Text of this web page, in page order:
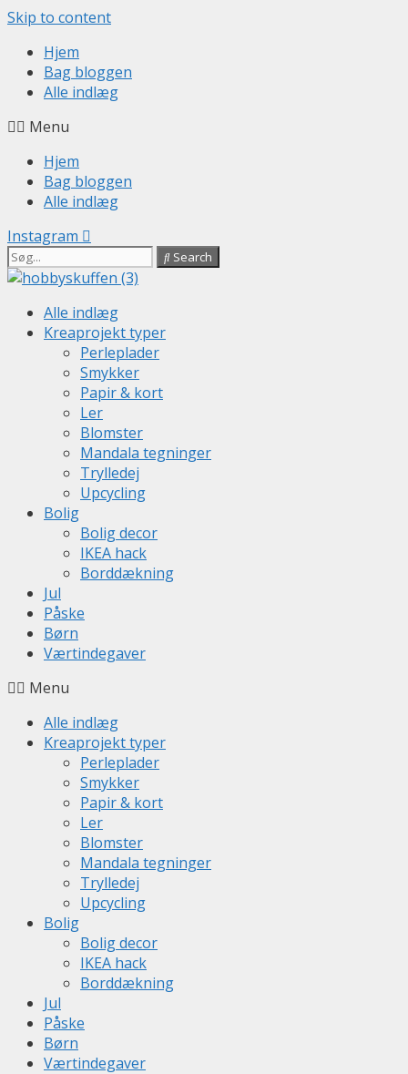
Skip to content
Hjem
Bag bloggen
Alle indlæg
Menu
Hjem
Bag bloggen
Alle indlæg
Instagram
Search
Alle indlæg
Kreaprojekt typer
Perleplader
Smykker
Papir & kort
Ler
Blomster
Mandala tegninger
Trylledej
Upcycling
Bolig
Bolig decor
IKEA hack
Borddækning
Jul
Påske
Børn
Værtindegaver
Menu
Alle indlæg
Kreaprojekt typer
Perleplader
Smykker
Papir & kort
Ler
Blomster
Mandala tegninger
Trylledej
Upcycling
Bolig
Bolig decor
IKEA hack
Borddækning
Jul
Påske
Børn
Værtindegaver